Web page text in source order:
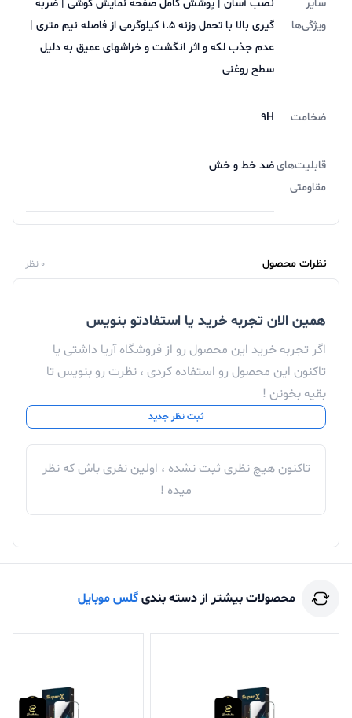
فروش لوازم جانبی موبایل با پایین ترین قیمت در فروشگاه
اینترنتی آریا
برای خرید محافظ صفحه نمایش SUPER-D
یا سایر
محصولات از فروشگاه اینترنتی آریا با مشاورین فروش ما در
تماس باشید.
سایر
ویژگی‌ها
نصب آسان | پوشش کامل صفحه نمایش گوشی | ضربه
گیری بالا با تحمل وزنه 1.5 کیلوگرمی از فاصله نیم متری |
عدم جذب لکه و اثر انگشت و خراشهای عمیق به دلیل
سطح روغنی
ضخامت 9H
قابلیت‌های
مقاومتی
ضد خط و خش
نظرات محصول 0 نظر
همین الان تجربه خرید یا استفادتو بنویس
اگر تجربه خرید این محصول رو از فروشگاه آریا داشتی یا
تاکنون این محصول رو استفاده کردی ، نظرت رو بنویس تا
بقیه بخونن !
ثبت نظر جدید
تاکنون هیچ نظری ثبت نشده ، اولین نفری باش که نظر
میده !
محصولات بیشتر از دسته بندیگلس موبایل